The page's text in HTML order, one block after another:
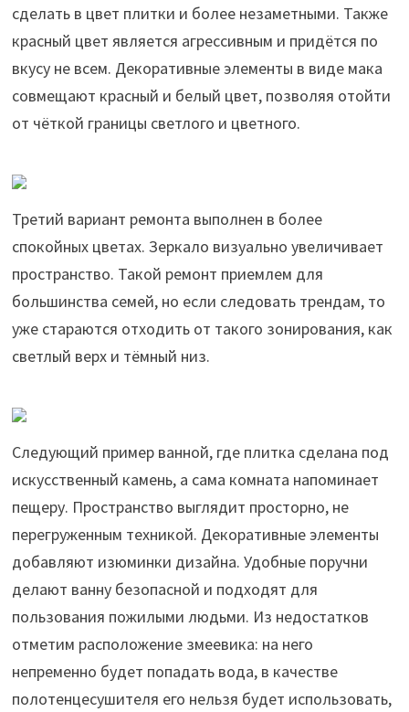
сделать в цвет плитки и более незаметными. Также
красный цвет является агрессивным и придётся по
вкусу не всем. Декоративные элементы в виде мака
совмещают красный и белый цвет, позволяя отойти
от чёткой границы светлого и цветного.
Третий вариант ремонта выполнен в более
спокойных цветах. Зеркало визуально увеличивает
пространство. Такой ремонт приемлем для
большинства семей, но если следовать трендам, то
уже стараются отходить от такого зонирования, как
светлый верх и тёмный низ.
Следующий пример ванной, где плитка сделана под
искусственный камень, а сама комната напоминает
пещеру. Пространство выглядит просторно, не
перегруженным техникой. Декоративные элементы
добавляют изюминки дизайна. Удобные поручни
делают ванну безопасной и подходят для
пользования пожилыми людьми. Из недостатков
отметим расположение змеевика: на него
непременно будет попадать вода, в качестве
полотенцесушителя его нельзя будет использовать,